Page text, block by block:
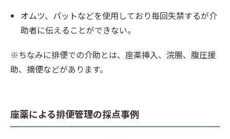
オムツ、パットなどを使用しており毎回失禁するが介
助者に伝えることができない。
※ちなみに排便での介助とは、座薬挿入、浣腸、腹圧援
助、摘便などがあります。
座薬による排便管理の採点事例